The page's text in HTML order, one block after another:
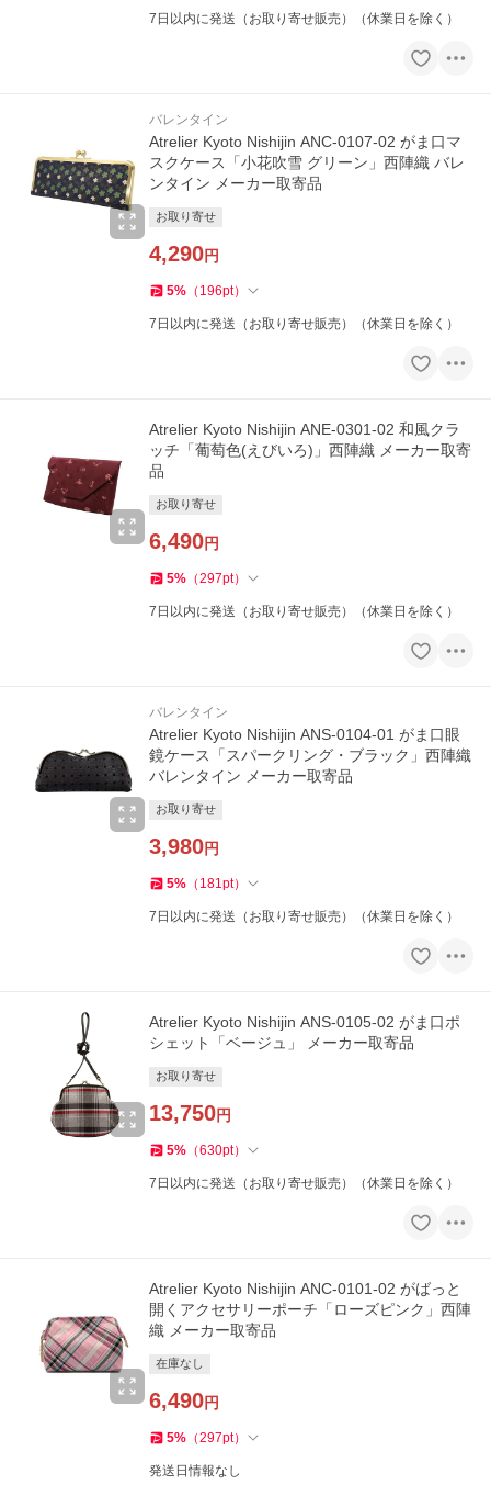
7日以内に発送（お取り寄せ販売）（休業日を除く）
バレンタイン
Atrelier Kyoto Nishijin ANC-0107-02 がま口マ
スクケース「小花吹雪 グリーン」西陣織 バレ
ンタイン メーカー取寄品
お取り寄せ
4,290円
5% （ 196pt）
7日以内に発送（お取り寄せ販売）（休業日を除く）
Atrelier Kyoto Nishijin ANE-0301-02 和風クラ
ッチ「葡萄色(えびいろ)」西陣織 メーカー取寄
品
お取り寄せ
6,490円
5% （297pt）
7日以内に発送（お取り寄せ販売）（休業日を除く）
バレンタイン
Atrelier Kyoto Nishijin ANS-0104-01 がま口眼
鏡ケース「スパークリング・ブラック」西陣織
バレンタイン メーカー取寄品
お取り寄せ
3,980円
5% （ 181pt）
7日以内に発送（お取り寄せ販売）（休業日を除く）
Atrelier Kyoto Nishijin ANS-0105-02 がま口ポ
シェット「ベージュ」 メーカー取寄品
お取り寄せ
13,750円
5% （630pt）
7日以内に発送（お取り寄せ販売）（休業日を除く）
Atrelier Kyoto Nishijin ANC-0101-02 がばっと
開くアクセサリーポーチ「ローズピンク」西陣
織 メーカー取寄品
在庫なし
6,490円
5% （297pt）
発送日情報なし